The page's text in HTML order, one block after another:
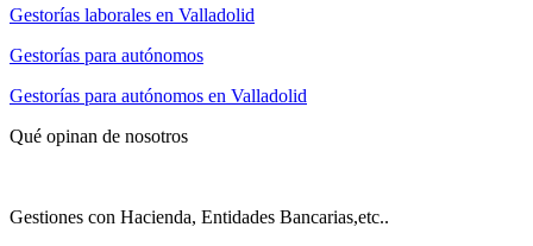
Gestorías laborales en Valladolid
Gestorías para autónomos
Gestorías para autónomos en Valladolid
Qué opinan de nosotros
Gestiones con Hacienda, Entidades Bancarias,etc..